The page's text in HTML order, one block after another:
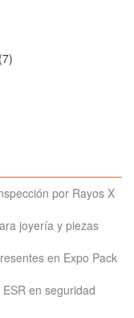
(7)
por Rayos X
joyería y piezas
en Expo Pack
en seguridad